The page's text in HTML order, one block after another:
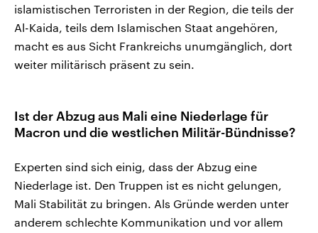
islamistischen Terroristen in der Region, die teils der
Al-Kaida, teils dem Islamischen Staat angehören,
macht es aus Sicht Frankreichs unumgänglich, dort
weiter militärisch präsent zu sein.
Ist der Abzug aus Mali eine Niederlage für
Macron und die westlichen Militär-Bündnisse?
Experten sind sich einig, dass der Abzug eine
Niederlage ist. Den Truppen ist es nicht gelungen,
Mali Stabilität zu bringen. Als Gründe werden unter
anderem schlechte Kommunikation und vor allem